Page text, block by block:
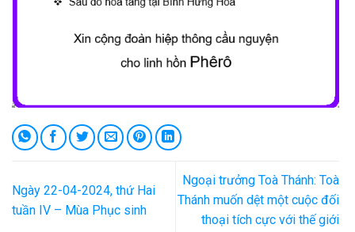
Ngày 22-04-2024, thứ Hai
tuần IV – Mùa Phục sinh
Ngoại trưởng Toà Thánh: Toà
Thánh muốn dệt một cuộc đối
thoại tích cực với thế giới